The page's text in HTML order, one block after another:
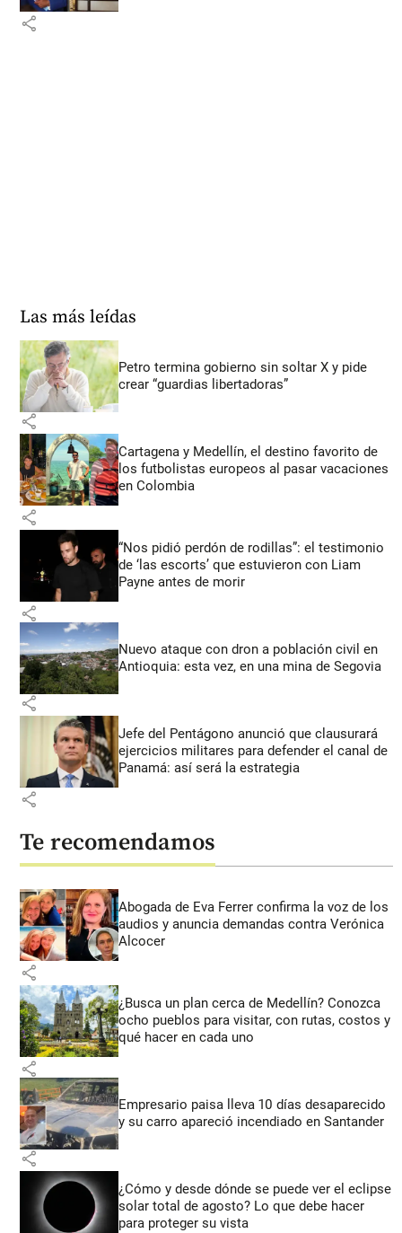
share
Las más leídas
Petro termina gobierno sin soltar X y pide
crear “guardias libertadoras”
share
Cartagena y Medellín, el destino favorito de
los futbolistas europeos al pasar vacaciones
en Colombia
share
“Nos pidió perdón de rodillas”: el testimonio
de ‘las escorts’ que estuvieron con Liam
Payne antes de morir
share
Nuevo ataque con dron a población civil en
Antioquia: esta vez, en una mina de Segovia
share
Jefe del Pentágono anunció que clausurará
ejercicios militares para defender el canal de
Panamá: así será la estrategia
share
Te recomendamos
Abogada de Eva Ferrer confirma la voz de los
audios y anuncia demandas contra Verónica
Alcocer
share
¿Busca un plan cerca de Medellín? Conozca
ocho pueblos para visitar, con rutas, costos y
qué hacer en cada uno
share
Empresario paisa lleva 10 días desaparecido
y su carro apareció incendiado en Santander
share
¿Cómo y desde dónde se puede ver el eclipse
solar total de agosto? Lo que debe hacer
para proteger su vista